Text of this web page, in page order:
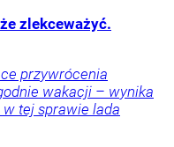
zlekceważyć.
przywrócenia
wakacji – wynika
w tej sprawie lada